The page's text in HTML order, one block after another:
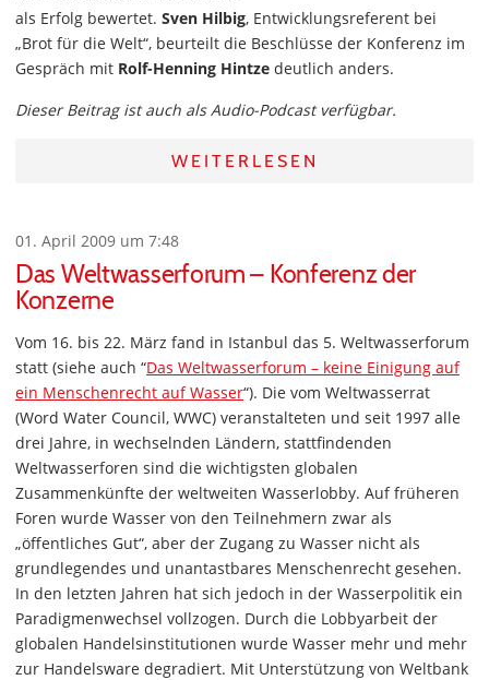
als Erfolg bewertet. Sven Hilbig, Entwicklungsreferent bei
„Brot für die Welt“, beurteilt die Beschlüsse der Konferenz im
Gespräch mit Rolf-Henning Hintze deutlich anders.
Dieser Beitrag ist auch als Audio-Podcast verfügbar.
WEITERLESEN
01. April 2009 um 7:48
Das Weltwasserforum – Konferenz der
Konzerne
Vom 16. bis 22. März fand in Istanbul das 5. Weltwasserforum
statt (siehe auch “Das Weltwasserforum – keine Einigung auf
ein Menschenrecht auf Wasser“). Die vom Weltwasserrat
(Word Water Council, WWC) veranstalteten und seit 1997 alle
drei Jahre, in wechselnden Ländern, stattfindenden
Weltwasserforen sind die wichtigsten globalen
Zusammenkünfte der weltweiten Wasserlobby. Auf früheren
Foren wurde Wasser von den Teilnehmern zwar als
„öffentliches Gut“, aber der Zugang zu Wasser nicht als
grundlegendes und unantastbares Menschenrecht gesehen.
In den letzten Jahren hat sich jedoch in der Wasserpolitik ein
Paradigmenwechsel vollzogen. Durch die Lobbyarbeit der
globalen Handelsinstitutionen wurde Wasser mehr und mehr
zur Handelsware degradiert. Mit Unterstützung von Weltbank